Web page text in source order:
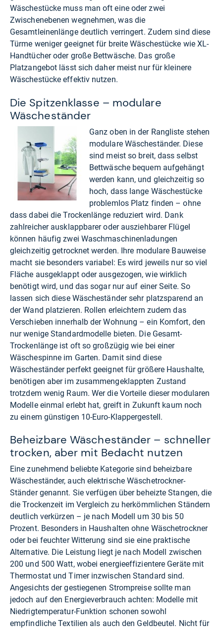
Wäschestücke muss man oft eine oder zwei
Zwischenebenen wegnehmen, was die
Gesamtleinenlänge deutlich verringert. Zudem sind diese
Türme weniger geeignet für breite Wäschestücke wie XL-
Handtücher oder große Bettwäsche. Das große
Platzangebot lässt sich daher meist nur für kleinere
Wäschestücke effektiv nutzen.
Die Spitzenklasse – modulare
Wäscheständer
Ganz oben in der Rangliste stehen
modulare Wäscheständer. Diese
sind meist so breit, dass selbst
Bettwäsche bequem aufgehängt
werden kann, und gleichzeitig so
hoch, dass lange Wäschestücke
problemlos Platz finden – ohne
dass dabei die Trockenlänge reduziert wird. Dank
zahlreicher ausklappbarer oder ausziehbarer Flügel
können häufig zwei Waschmaschinenladungen
gleichzeitig getrocknet werden. Ihre modulare Bauweise
macht sie besonders variabel: Es wird jeweils nur so viel
Fläche ausgeklappt oder ausgezogen, wie wirklich
benötigt wird, und das sogar nur auf einer Seite. So
lassen sich diese Wäscheständer sehr platzsparend an
der Wand platzieren. Rollen erleichtern zudem das
Verschieben innerhalb der Wohnung – ein Komfort, den
nur wenige Standardmodelle bieten. Die Gesamt-
Trockenlänge ist oft so großzügig wie bei einer
Wäschespinne im Garten. Damit sind diese
Wäscheständer perfekt geeignet für größere Haushalte,
benötigen aber im zusammengeklappten Zustand
trotzdem wenig Raum. Wer die Vorteile dieser modularen
Modelle einmal erlebt hat, greift in Zukunft kaum noch
zu einem günstigen 10-Euro-Klappergestell.
Beheizbare Wäscheständer – schneller
trocken, aber mit Bedacht nutzen
Eine zunehmend beliebte Kategorie sind beheizbare
Wäscheständer, auch elektrische Wäschetrockner-
Ständer genannt. Sie verfügen über beheizte Stangen, die
die Trockenzeit im Vergleich zu herkömmlichen Ständern
deutlich verkürzen – je nach Modell um 30 bis 50
Prozent. Besonders in Haushalten ohne Wäschetrockner
oder bei feuchter Witterung sind sie eine praktische
Alternative. Die Leistung liegt je nach Modell zwischen
200 und 500 Watt, wobei energieeffizientere Geräte mit
Thermostat und Timer inzwischen Standard sind.
Angesichts der gestiegenen Strompreise sollte man
jedoch auf den Energieverbrauch achten: Modelle mit
Niedrigtemperatur-Funktion schonen sowohl
empfindliche Textilien als auch den Geldbeutel. Nicht für